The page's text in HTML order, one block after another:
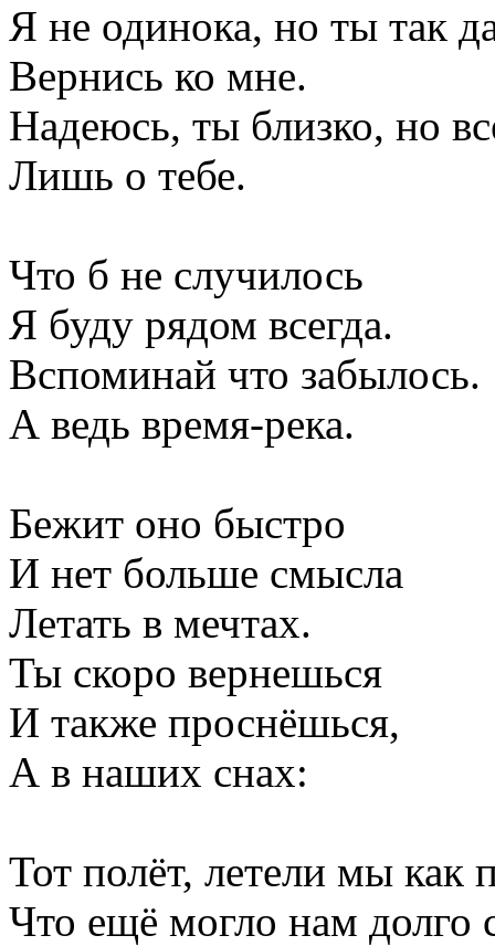
Я не одинока, но ты так
Вернись ко мне.
Надеюсь, ты близко, но
Лишь о тебе.
Что б не случилось
Я буду рядом всегда.
Вспоминай что забылось.
А ведь время-река.
Бежит оно быстро
И нет больше смысла
Летать в мечтах.
Ты скоро вернешься
И также проснёшься,
А в наших снах:
Тот полёт, летели мы как
Что ещё могло нам долго